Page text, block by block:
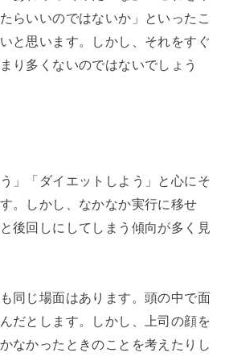
らいいのではないか」といったこ
と思います。しかし、それをすぐ
り多くないのではないでしょう
」「ダイエットしよう」と心にそ
。しかし、なかなか実行に移せ
後回しにしてしまう傾向が多く見
同じ場面はあります。頭の中で面
だとします。しかし、上司の顔を
なかったときのことを考えたりし